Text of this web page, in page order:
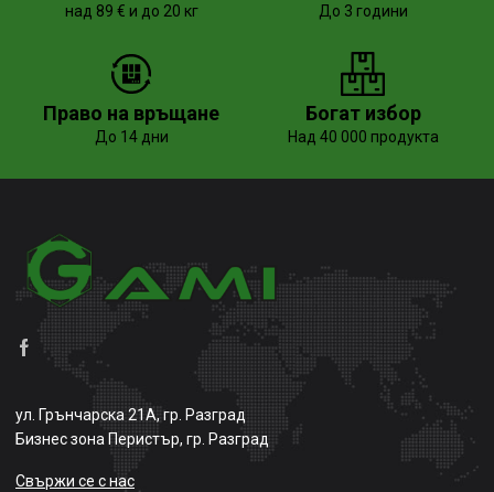
над 89 € и до 20 кг До 3 години
Право на връщане
До 14 дни
Богат избор
Над 40 000 продукта
ул. Грънчарска 21А, гр. Разград
Бизнес зона Перистър, гр. Разград
Свържи се с нас